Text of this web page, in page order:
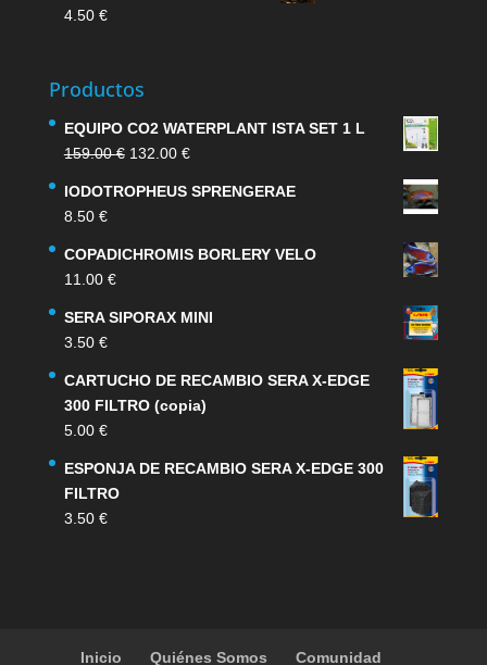
4.50 €
Productos
EQUIPO CO2 WATERPLANT ISTA SET 1 L
159.00€ El
original
159.00 €.
132.00 €El
actual
132.00 €.
IODOTROPHEUS SPRENGERAE
8.50 €
COPADICHROMIS BORLERY VELO
11.00 €
SERA SIPORAX MINI
3.50 €
CARTUCHO DE RECAMBIO SERA X-EDGE
300 FILTRO (copia)
5.00 €
ESPONJA DE RECAMBIO SERA X-EDGE 300
FILTRO
3.50 €
Inicio Quiénes Somos Comunidad